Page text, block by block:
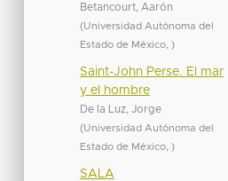
Betancourt, Aarón
(Universidad Autónoma del
Estado de México, )
Saint-John Perse. El mar
y el hombre
De la Luz, Jorge
(Universidad Autónoma del
Estado de México, )
SALA